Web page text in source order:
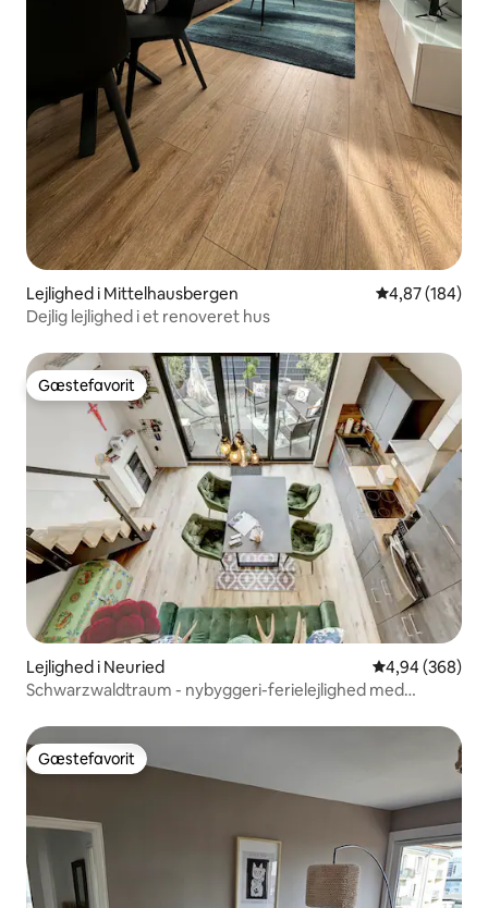
Lejlighed i Mittelhausbergen 4,87 ud af 5 i
4,87 (184)
Dejlig lejlighed i et renoveret hus
Gæstefavorit
Gæstefavorit
Lejlighed i Neuried 4,94 ud af 5 i
4,94 (368)
Schwarzwaldtraum - nybyggeri-ferielejlighed med
Gæstefavorit
Gæstefavorit